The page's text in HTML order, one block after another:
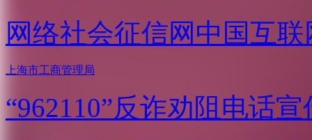
网络社会征信网 中国互
上海市工商管理局
“962110”反诈劝阻电话宣